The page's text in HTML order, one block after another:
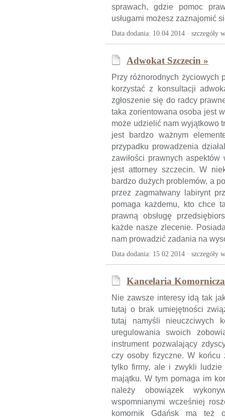
sprawach, gdzie pomoc
usługami możesz zaznajomić
Data dodania: 10 04 2014 · szczegóły
Adwokat Szczecin »
Przy różnorodnych życiowych
korzystać z konsultacji
zgłoszenie się do radcy
taka zorientowana osoba jest
może udzielić nam wyjątkowo
jest bardzo ważnym
przypadku prowadzenia
zawiłości prawnych
jest attorney szczecin. W
bardzo dużych problemów, a
przez zagmatwany labirynt
pomaga każdemu, kto chce
prawną obsługę
każde nasze zlecenie.
nam prowadzić zadania na
Data dodania: 15 02 2014 · szczegóły
Kancelaria
Nie zawsze interesy idą tak
tutaj o brak umiejętności
tutaj namyśli nieuczciwych
uregulowania swoich
instrument pozwalający
czy osoby fizyczne. W końcu
tylko firmy, ale i zwykli
majątku. W tym pomaga im
należy obowiązek
wspomnianymi wcześniej
komornik Gdańsk ma też